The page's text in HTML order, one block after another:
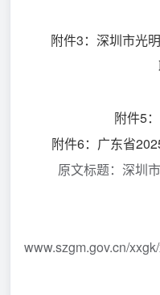
附件3：深圳市光
附件5
附件6：广东省
原文标题：深圳市
www.szgm.gov.cn/